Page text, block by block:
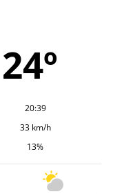
24º
20:39
33 km/h
13%